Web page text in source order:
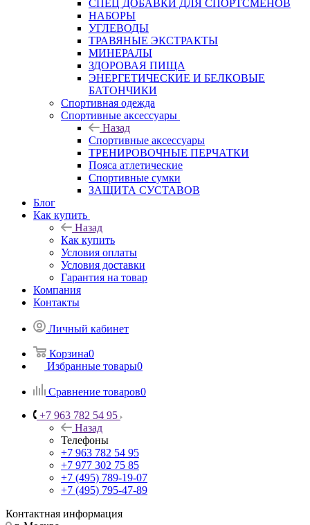
СПЕЦ ДОБАВКИ ДЛЯ СПОРТСМЕНОВ
НАБОРЫ
УГЛЕВОДЫ
ТРАВЯНЫЕ ЭКСТРАКТЫ
МИНЕРАЛЫ
ЗДОРОВАЯ ПИЩА
ЭНЕРГЕТИЧЕСКИЕ И БЕЛКОВЫЕ
БАТОНЧИКИ
Спортивная одежда
Спортивные аксессуары
Назад
Спортивные аксессуары
ТРЕНИРОВОЧНЫЕ ПЕРЧАТКИ
Пояса атлетические
Спортивные сумки
ЗАЩИТА СУСТАВОВ
Блог
Как купить
Назад
Как купить
Условия оплаты
Условия доставки
Гарантия на товар
Компания
Контакты
Личный кабинет
Корзина0
Избранные товары0
Сравнение товаров0
+7 963 782 54 95
Назад
Телефоны
+7 963 782 54 95
+7 977 302 75 85
+7 (495) 789-19-07
+7 (495) 795-47-89
Контактная информация